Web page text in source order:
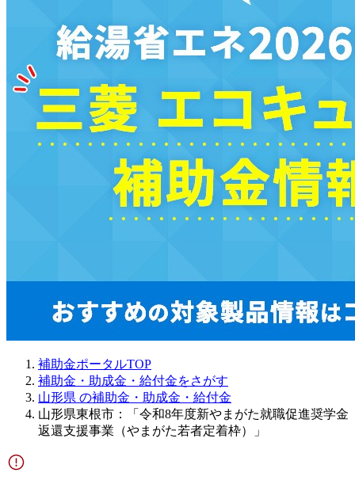
補助金ポータルTOP
補助金・助成金・給付金をさがす
山形県 の補助金・助成金・給付金
山形県東根市：「令和8年度新やまがた就職促進奨学金
返還支援事業（やまがた若者定着枠）」